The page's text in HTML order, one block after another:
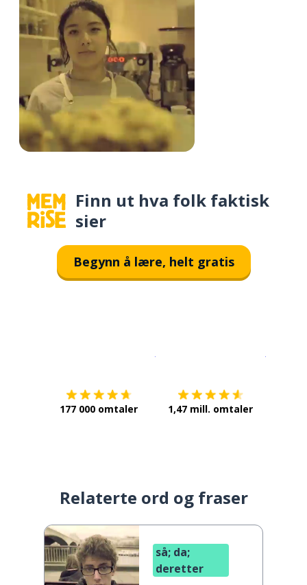
Finn ut hva folk faktisk
sier
Begynn å lære, helt gratis
177 000 omtaler 1,47 mill. omtaler
Relaterte ord og fraser
så; da;
deretter